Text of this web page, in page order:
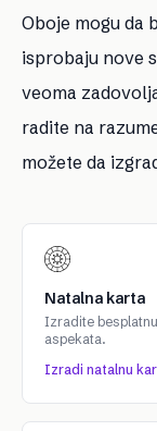
Oboje mogu da
isprobaju nove
veoma
radite na
možete da
Natalna karta
Izradite
aspekata.
Izradi natalnu